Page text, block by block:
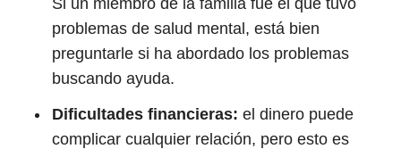
Si un miembro de la familia fue el que tuvo
problemas de salud mental, está bien
preguntarle si ha abordado los problemas
buscando ayuda.
Dificultades financieras: el dinero puede
complicar cualquier relación, pero esto es